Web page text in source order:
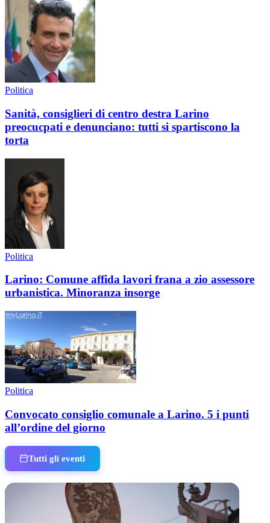
Politica
Sanità, consiglieri di centro destra Larino
preocucpati e denunciano: tutti si spartiscono la
torta
Politica
Larino: Comune affida lavori frana a zio assessore
urbanistica. Minoranza insorge
Politica
Convocato consiglio comunale a Larino. 5 i punti
all’ordine del giorno
Tutti gli eventi